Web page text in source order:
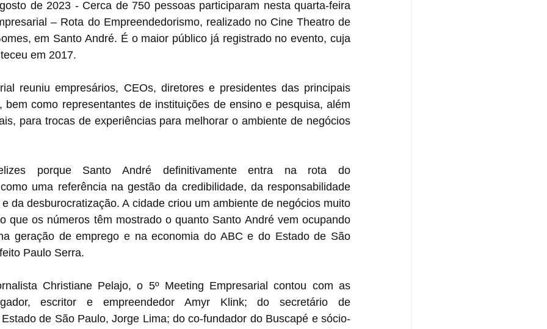
de 2023 - Cerca de 750 pessoas participaram nesta quarta-feira
– Rota do Empreendedorismo, realizado no Cine Theatro de
em Santo André. É o maior público já registrado no evento, cuja
em 2017.
reuniu empresários, CEOs, diretores e presidentes das principais
bem como representantes de instituições de ensino e pesquisa, além
para trocas de experiências para melhorar o ambiente de negócios
porque Santo André definitivamente entra na rota do
uma referência na gestão da credibilidade, da responsabilidade
da desburocratização. A cidade criou um ambiente de negócios muito
que os números têm mostrado o quanto Santo André vem ocupando
geração de emprego e na economia do ABC e do Estado de São
Paulo Serra.
Christiane Pelajo, o 5º Meeting Empresarial contou com as
escritor e empreendedor Amyr Klink; do secretário de
de São Paulo, Jorge Lima; do co-fundador do Buscapé e sócio-